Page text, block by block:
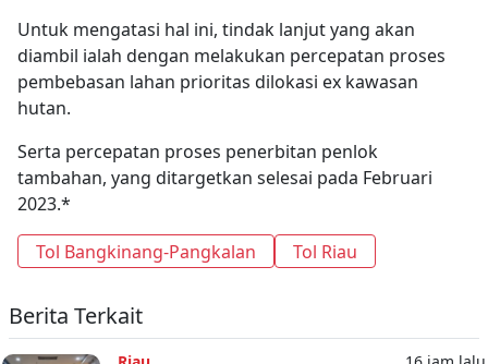
Untuk mengatasi hal ini, tindak lanjut yang akan
diambil ialah dengan melakukan percepatan proses
pembebasan lahan prioritas dilokasi ex kawasan
hutan.
Serta percepatan proses penerbitan penlok
tambahan, yang ditargetkan selesai pada Februari
2023.*
Tol Bangkinang-Pangkalan
Tol Riau
Berita Terkait